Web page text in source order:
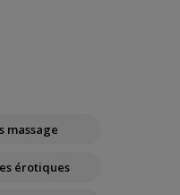
massage
érotiques